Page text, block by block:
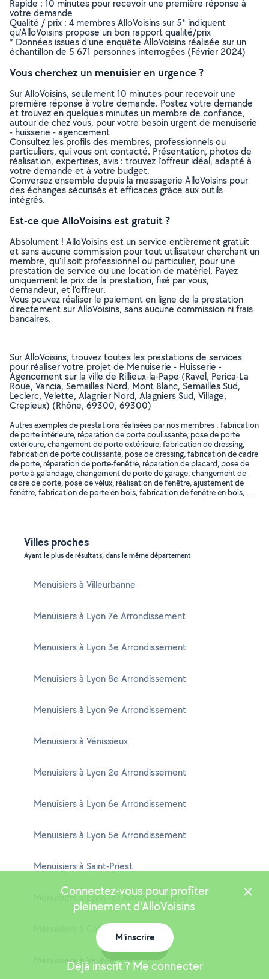
Rapide : 10 minutes pour recevoir une première réponse à
votre demande
Qualité / prix : 4 membres AlloVoisins sur 5* indiquent
qu’AlloVoisins propose un bon rapport qualité/prix
* Données issues d’une enquête AlloVoisins réalisée sur un
échantillon de 5 671 personnes interrogées (Février 2024)
Vous cherchez un menuisier en urgence ?
Sur AlloVoisins, seulement 10 minutes pour recevoir une
première réponse à votre demande. Postez votre demande
et trouvez en quelques minutes un membre de confiance,
autour de chez vous, pour votre besoin urgent de menuiserie
- huisserie - agencement
Consultez les profils des membres, professionnels ou
particuliers, qui vous ont contacté. Présentation, photos de
réalisation, expertises, avis : trouvez l'offreur idéal, adapté à
votre demande et à votre budget.
Conversez ensemble depuis la messagerie AlloVoisins pour
des échanges sécurisés et efficaces grâce aux outils
intégrés.
Est-ce que AlloVoisins est gratuit ?
Absolument ! AlloVoisins est un service entièrement gratuit
et sans aucune commission pour tout utilisateur cherchant un
membre, qu’il soit professionnel ou particulier, pour une
prestation de service ou une location de matériel. Payez
uniquement le prix de la prestation, fixé par vous,
demandeur, et l’offreur.
Vous pouvez réaliser le paiement en ligne de la prestation
directement sur AlloVoisins, sans aucune commission ni frais
bancaires.
Sur AlloVoisins, trouvez toutes les prestations de services
pour réaliser votre projet de Menuiserie - Huisserie -
Agencement sur la ville de Rillieux-la-Pape (Ravel, Perica-La
Roue, Vancia, Semailles Nord, Mont Blanc, Semailles Sud,
Leclerc, Velette, Alagnier Nord, Alagniers Sud, Village,
Crepieux) (Rhône, 69300, 69300)
Autres exemples de prestations réalisées par nos membres : fabrication
de porte intérieure, réparation de porte coulissante, pose de porte
extérieure, changement de porte extérieure, fabrication de dressing,
fabrication de porte coulissante, pose de dressing, fabrication de cadre
de porte, réparation de porte-fenêtre, réparation de placard, pose de
porte à galandage, changement de porte de garage, changement de
cadre de porte, pose de vélux, réalisation de fenêtre, ajustement de
fenêtre, fabrication de porte en bois, fabrication de fenêtre en bois, ..
Villes proches
Ayant le plus de résultats, dans le même département
Menuisiers à Villeurbanne
Menuisiers à Lyon 7e Arrondissement
Menuisiers à Lyon 3e Arrondissement
Menuisiers à Lyon 8e Arrondissement
Menuisiers à Lyon 9e Arrondissement
Menuisiers à Vénissieux
Menuisiers à Lyon 2e Arrondissement
Menuisiers à Lyon 6e Arrondissement
Menuisiers à Lyon 5e Arrondissement
Menuisiers à Saint-Priest
Menuisiers à Lyon 1er Arrondissement
Menuisiers à Caluire-et-Cuire
Menuisiers à Vaulx-en-Velin
Connectez-vous pour profiter
pleinement d'AlloVoisins
M'inscrire
Déjà inscrit ? Me connecter